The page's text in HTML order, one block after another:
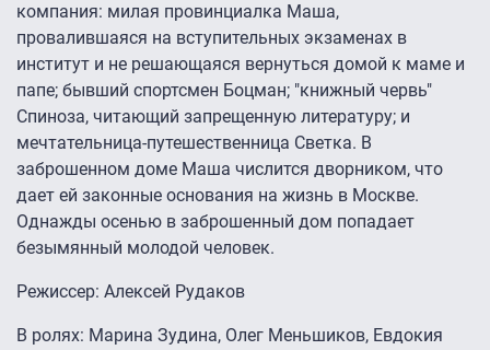
компания: милая провинциалка Маша,
провалившаяся на вступительных экзаменах в
институт и не решающаяся вернуться домой к маме и
папе; бывший спортсмен Боцман; "книжный червь"
Спиноза, читающий запрещенную литературу; и
мечтательница-путешественница Светка. В
заброшенном доме Маша числится дворником, что
дает ей законные основания на жизнь в Москве.
Однажды осенью в заброшенный дом попадает
безымянный молодой человек.
Режиссер: Алексей Рудаков
В ролях: Марина Зудина, Олег Меньшиков, Евдокия